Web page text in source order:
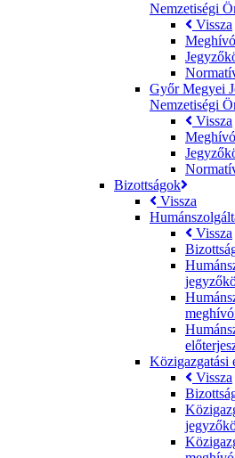
Nemzetiségi
Vissza
Meghívó
Győr Megyei
Nemzetiségi
Vissza
Meghívó
Bizottságok
Vissza
Vissza
Közigazgatási
Vissza